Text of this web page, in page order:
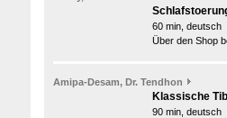
60 min, deutsch
Über den Shop
Amipa-Desam, Dr. Tendhon
Klassische
90 min, deutsch